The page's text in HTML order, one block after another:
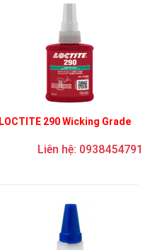
LOCTITE 290 Wicking Grade
Liên hệ: 0938454791